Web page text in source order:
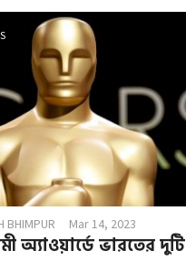
BHIMPUR Mar 14, 2023
অ্যাওয়ার্ডে ভারতের দুটি